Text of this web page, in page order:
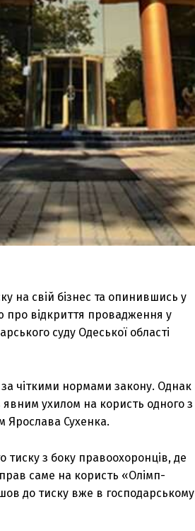
на свій бізнес та опинившись у
про відкриття провадження у
суду Одеської області
чіткими нормами закону. Однак
ухилом на користь одного з
Ярослава Сухенка.
тиску з боку правоохоронців, де
саме на користь «Олімп-
до тиску вже в господарському